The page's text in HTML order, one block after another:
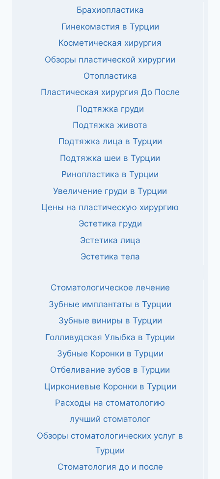
Брахиопластика
Гинекомастия в Турции
Косметическая хирургия
Обзоры пластической хирургии
Отопластика
Пластическая хирургия До После
Подтяжка груди
Подтяжка живота
Подтяжка лица в Турции
Подтяжка шеи в Турции
Ринопластика в Турции
Увеличение груди в Турции
Цены на пластическую хирургию
Эстетика груди
Эстетика лица
Эстетика тела
Стоматологическое лечение
Зубные имплантаты в Турции
Зубные виниры в Турции
Голливудская Улыбка в Турции
Зубные Коронки в Турции
Отбеливание зубов в Турции
Циркониевые Коронки в Турции
Расходы на стоматологию
лучший стоматолог
Обзоры стоматологических услуг в
Турции
Стоматология до и после